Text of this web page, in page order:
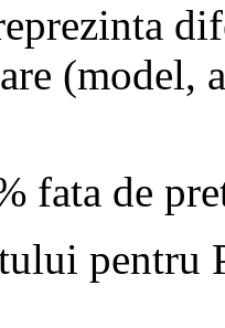
(model,
fata de
pentru